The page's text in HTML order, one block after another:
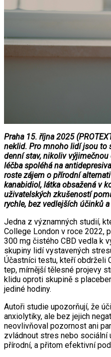
Praha 15. října 2025
neklid. Pro mnoho lidí jsou to
denní stav, nikoliv
léčba spoléhá na
roste zájem o přírodní
kanabidiol, látka obsažená v
uživatelských zkušeností
rychle, bez vedlejších účinků
Jedna z významných studií,
College London v roce 2022,
300 mg čistého CBD vedla k
skupiny lidí vystavených
Účastníci testu, kteří obdrželi
tep, mírnější tělesné projevy
klidu oproti skupině s
jediné hodiny.
Autoři studie upozorňují, že
anxiolytiky, ale bez jejich
neovlivňoval pozornost ani
zvládnout stres nebo
přírodní, a přitom efektivní